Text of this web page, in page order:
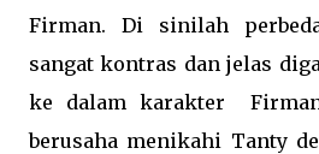
Firman. Di sinilah
sangat kontras dan jelas
ke dalam karakter
berusaha menikahi Tanty